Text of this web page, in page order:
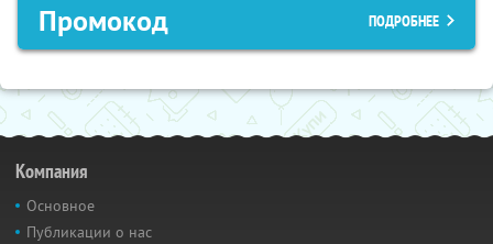
Промокод ПОДРОБНЕЕ
Компания
Основное
Публикации о нас